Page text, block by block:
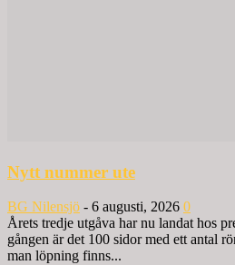
Nytt nummer ute
BG Nilensjö - 6 augusti, 2026 0
Årets tredje utgåva har nu landat hos
gången är det 100 sidor med ett antal
man löpning finns...